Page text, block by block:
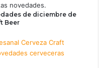
novedades.
de diciembre de
Beer
Cerveza Craft
cerveceras